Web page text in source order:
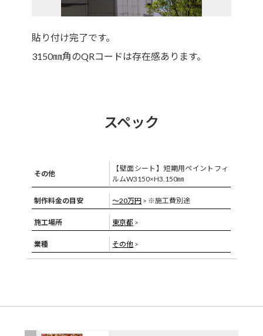
貼り付け完了です。
3150㎜角のQRコードは存在感あります。
スペック
その他
【壁面シート】短期用ペイントフィ
ルムW3150×H3.150㎜
制作料金の目安 〜20万円 > ※施工費別途
施工場所 東京都 >
業種 その他 >